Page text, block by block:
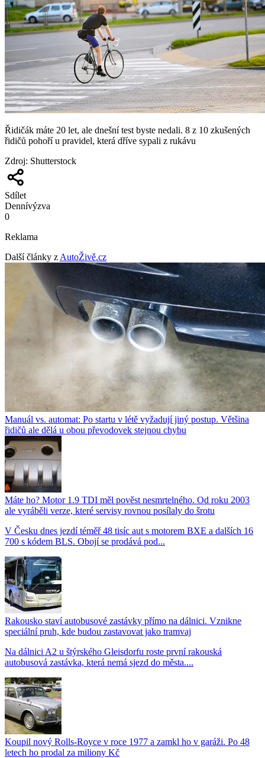
Řidičák máte 20 let, ale dnešní test byste nedali. 8 z 10 zkušených
řidičů pohoří u pravidel, která dříve sypali z rukávu
Zdroj: Shutterstock
Sdílet
Dennívýzva
0
Reklama
Další články z AutoŽivě.cz
Manuál vs. automat: Po startu v létě vyžadují jiný postup. Většina
řidičů ale dělá u obou převodovek stejnou chybu
Máte ho? Motor 1.9 TDI měl pověst nesmrtelného. Od roku 2003
ale vyráběli verze, které servisy rovnou posílaly do šrotu
V Česku dnes jezdí téměř 48 tisíc aut s motorem BXE a dalších 16
700 s kódem BLS. Obojí se prodává pod...
Rakousko staví autobusové zastávky přímo na dálnici. Vznikne
speciální pruh, kde budou zastavovat jako tramvaj
Na dálnici A2 u štýrského Gleisdorfu roste první rakouská
autobusová zastávka, která nemá sjezd do města....
Koupil nový Rolls-Royce v roce 1977 a zamkl ho v garáži. Po 48
letech ho prodal za miliony Kč